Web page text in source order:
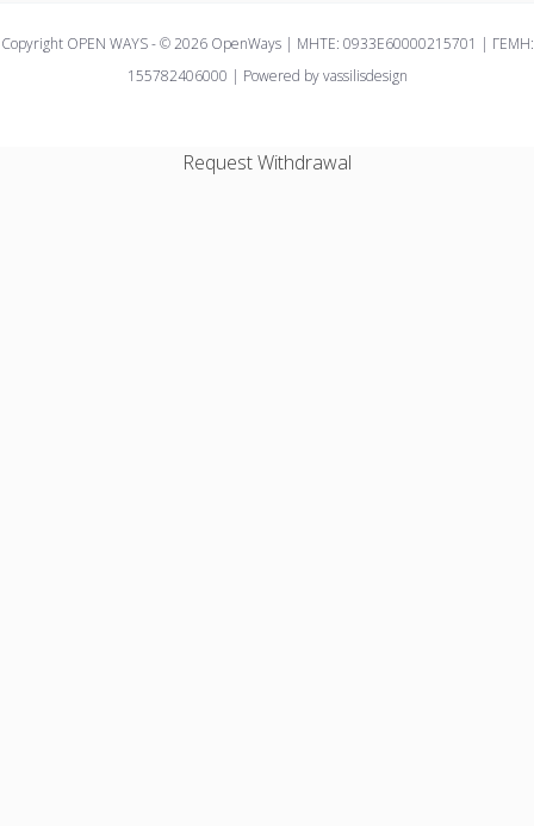
Copyright OPEN WAYS - © 2026 OpenWays | ΜΗΤΕ: 0933E60000215701 | ΓΕΜΗ:
155782406000 | Powered by vassilisdesign
Request Withdrawal